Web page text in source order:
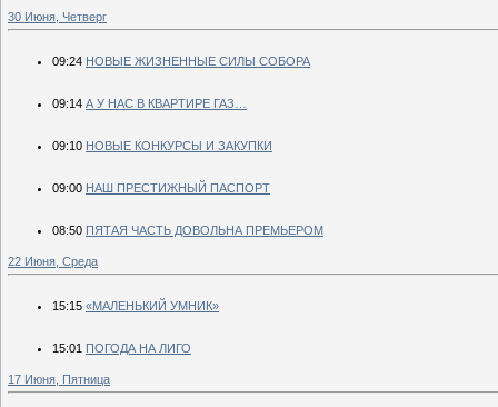
30 Июня, Четверг
09:24 НОВЫЕ ЖИЗНЕННЫЕ СИЛЫ СОБОРА
09:14 А У НАС В КВАРТИРЕ ГАЗ…
09:10 НОВЫЕ КОНКУРСЫ И ЗАКУПКИ
09:00 НАШ ПРЕСТИЖНЫЙ ПАСПОРТ
08:50 ПЯТАЯ ЧАСТЬ ДОВОЛЬНА ПРЕМЬЕРОМ
22 Июня, Среда
15:15 «МАЛЕНЬКИЙ УМНИК»
15:01 ПОГОДА НА ЛИГО
17 Июня, Пятница